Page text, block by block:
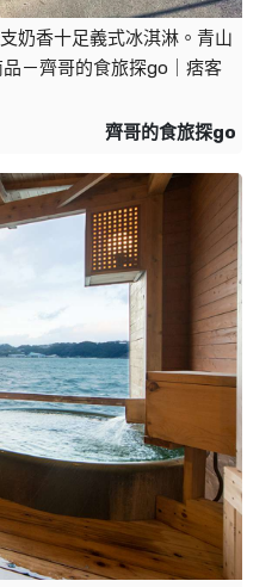
奶香十足義式冰淇淋。青山
－齊哥的食旅探go｜痞客
齊哥的食旅探go